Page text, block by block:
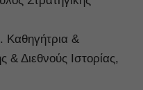
Καθηγήτρια &
& Διεθνούς Ιστορίας,